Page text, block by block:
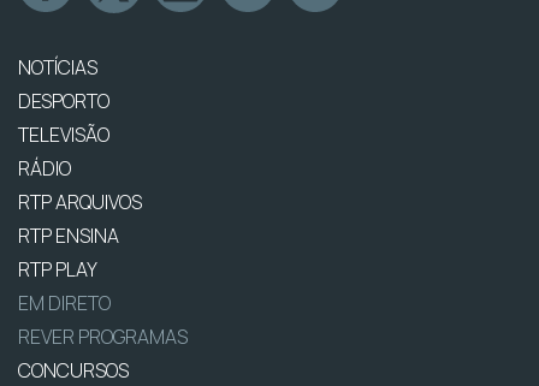
NOTÍCIAS
DESPORTO
TELEVISÃO
RÁDIO
RTP ARQUIVOS
RTP ENSINA
RTP PLAY
EM DIRETO
REVER PROGRAMAS
CONCURSOS